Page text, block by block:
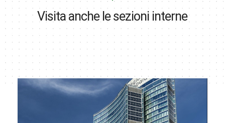
Visita anche le sezioni interne